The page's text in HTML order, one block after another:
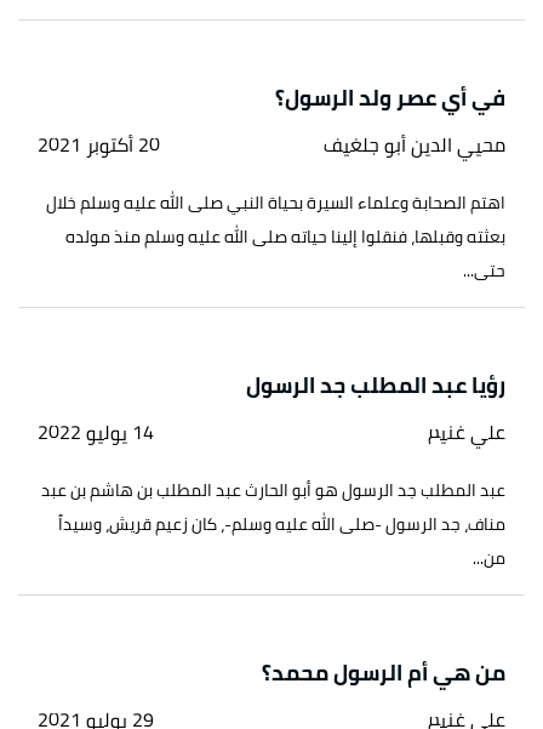
في أي عصر ولد الرسول؟
محيي الدين أبو جلغيف 20 أكتوبر 2021
اهتم الصحابة وعلماء السيرة بحياة النبي صلى الله عليه وسلم خلال
بعثته وقبلها، فنقلوا إلينا حياته صلى الله عليه وسلم منذ مولده
حتى...
رؤيا عبد المطلب جد الرسول
علي غنيم 14 يوليو 2022
عبد المطلب جد الرسول هو أبو الحارث عبد المطلب بن هاشم بن عبد
مناف، جد الرسول -صلى الله عليه وسلم-، كان زعيم قريش، وسيداً
من...
من هي أم الرسول محمد؟
علي غنيم 29 يوليو 2021